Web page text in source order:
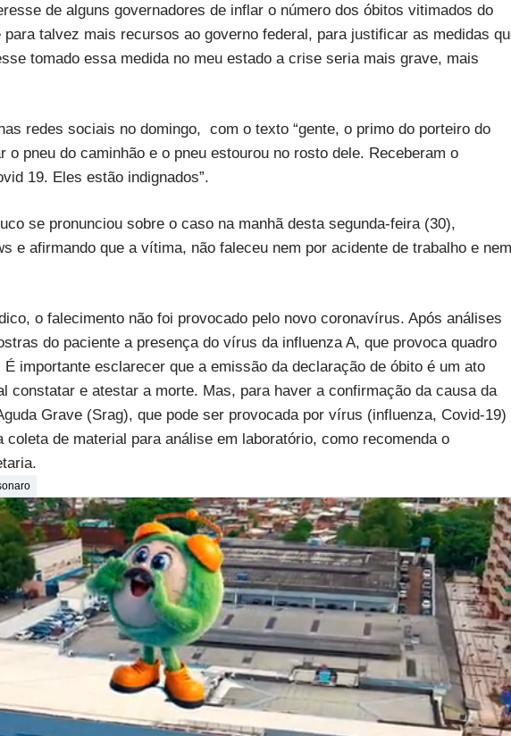
de alguns governadores de inflar o número dos óbitos vitimados do
talvez mais recursos ao governo federal, para justificar as medidas
tomado essa medida no meu estado a crise seria mais grave, mais
redes sociais no domingo, com o texto “gente, o primo do porteiro do
o pneu do caminhão e o pneu estourou no rosto dele. Receberam o
19. Eles estão indignados”.
se pronunciou sobre o caso na manhã desta segunda-feira (30),
e afirmando que a vítima, não faleceu nem por acidente de trabalho e nem
o falecimento não foi provocado pelo novo coronavírus. Após análises
do paciente a presença do vírus da influenza A, que provoca quadro
importante esclarecer que a emissão da declaração de óbito é um ato
constatar e atestar a morte. Mas, para haver a confirmação da causa da
Grave (Srag), que pode ser provocada por vírus (influenza, Covid-19)
de material para análise em laboratório, como recomenda o